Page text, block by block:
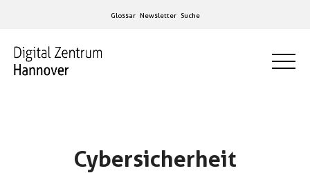
Glossar Newsletter Suche
Cybersicherheit